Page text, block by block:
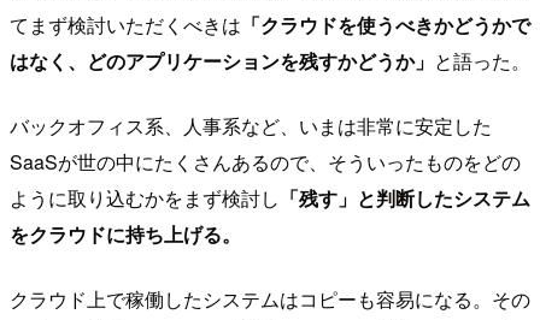
てまず検討いただくべきは 「クラウドを使うべきかどうかで
はなく、どのアプリケーションを残すかどうか」 と語った。
バックオフィス系、人事系など、いまは非常に安定した
SaaSが世の中にたくさんあるので、そういったものをどの
ように取り込むかをまず検討し 「残す」と判断したシステム
をクラウドに持ち上げる。
クラウド上で稼働したシステムはコピーも容易になる。その